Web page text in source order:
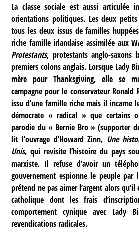
La classe sociale est aussi articulée
orientations politiques. Les deux
tous les deux issus de familles
riche famille irlandaise assimilée aux
Protestants, protestants anglo-saxons
premiers colons anglais. Lorsque Lady
mère pour Thanksgiving, elle se
campagne pour le conservateur Ronald
issu d’une famille riche mais il incarne
démocrate « radical » que certains
parodie du « Bernie Bro » (supporter
lit l’ouvrage d’Howard Zinn, Une
Unis, qui revisite l’histoire du pays
marxiste. Il refuse d’avoir un
gouvernement espionne le peuple
prétend ne pas aimer l’argent alors
catholique dont les frais
comportement cynique avec Lady
revendications radicales.